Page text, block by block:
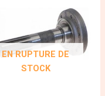
EN RUPTURE DE
STOCK